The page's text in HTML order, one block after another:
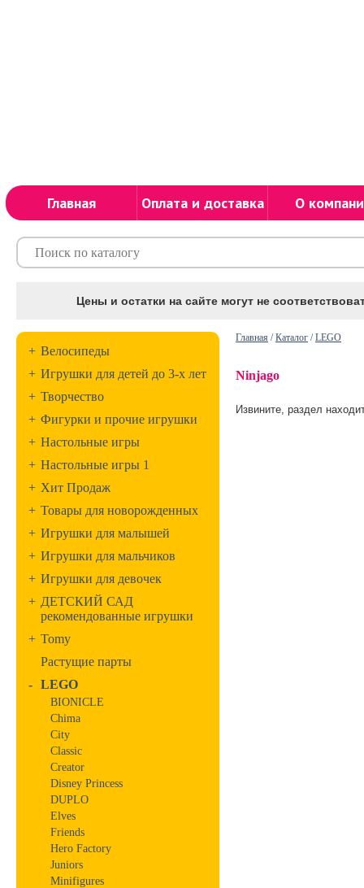
Главная Оплата и доставка О
Цены и остатки на сайте могут не
+ Велосипеды
+ Игрушки для детей до 3-х лет
+ Творчество
+ Фигурки и прочие игрушки
+ Настольные игры
+ Настольные игры 1
+ Хит Продаж
+ Товары для новорожденных
+ Игрушки для малышей
+ Игрушки для мальчиков
+ Игрушки для девочек
+ ДЕТСКИЙ САД
рекомендованные игрушки
+ Tomy
Растущие парты
- LEGO
BIONICLE
Chima
City
Classic
Creator
Disney Princess
DUPLO
Elves
Friends
Hero Factory
Juniors
Minifigures
Главная /Каталог /LEGO
Ninjago
Извините, раздел